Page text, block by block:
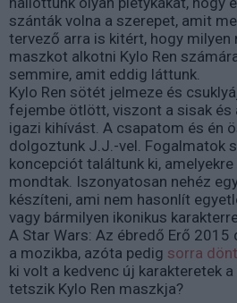
szánták volna a szerepet, amit
tervező arra is kitért, hogy milyen
maszkot alkotni Kylo Ren
semmire, amit eddig láttunk.
Kylo Ren sötét jelmeze és
fejembe ötlött, viszont a sisak és
igazi kihívást. A csapatom és én
dolgoztunk J.J.-vel. Fogalmatok
koncepciót találtunk ki,
mondtak. Iszonyatosan nehéz
készíteni, ami nem hasonlít
vagy bármilyen ikonikus
A Star Wars: Az ébredő Erő
a mozikba, azóta pedig sorra
ki volt a kedvenc új karakteretek
tetszik Kylo Ren maszkja?